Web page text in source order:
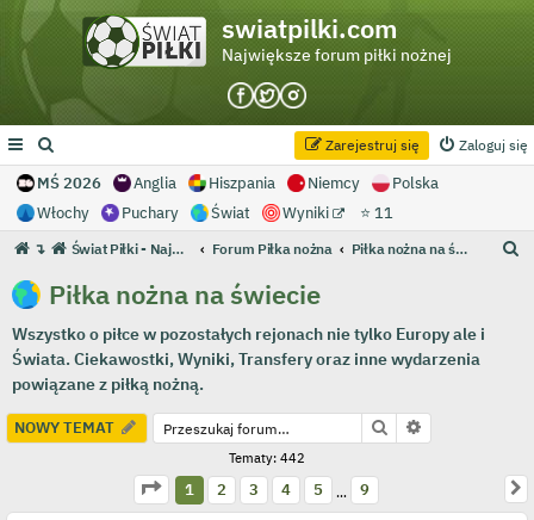
swiatpilki.com
Największe forum piłki nożnej
Zaloguj się
Zarejestruj się
MŚ 2026 Anglia Hiszpania Niemcy
Polska
Włochy
Puchary Świat Wyniki ⭐ 11
↴ Świat Piłki - Największe forum piłki nożnej Forum Piłka nożna Piłka nożna na świecie
Piłka nożna na świecie
Wszystko o piłce w pozostałych rejonach nie tylko Europy ale i
Świata. Ciekawostki, Wyniki, Transfery oraz inne wydarzenia
powiązane z piłką nożną.
NOWY TEMAT Szukaj
Tematy: 442
Strona 1 z 9
1 2 3 4 5 … 9